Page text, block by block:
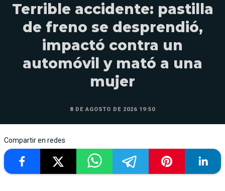
Terrible accidente: pastilla
de freno se desprendió,
impactó contra un
automóvil y mató a una
mujer
8 DE AGOSTO DE 2026 19:50
Compartir en redes